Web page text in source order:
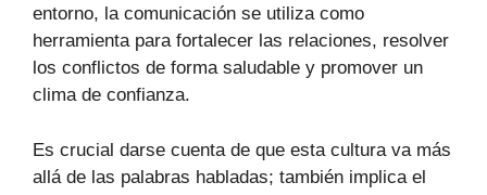
entorno, la comunicación se utiliza como
herramienta para fortalecer las relaciones, resolver
los conflictos de forma saludable y promover un
clima de confianza.
Es crucial darse cuenta de que esta cultura va más
allá de las palabras habladas; también implica el